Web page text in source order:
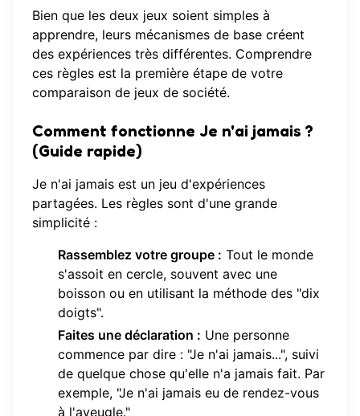
Bien que les deux jeux soient simples à
apprendre, leurs mécanismes de base créent
des expériences très différentes. Comprendre
ces règles est la première étape de votre
comparaison de jeux de société.
Comment fonctionne Je n'ai jamais ?
(Guide rapide)
Je n'ai jamais est un jeu d'expériences
partagées. Les règles sont d'une grande
simplicité :
Rassemblez votre groupe : Tout le monde
s'assoit en cercle, souvent avec une
boisson ou en utilisant la méthode des "dix
doigts".
Faites une déclaration : Une personne
commence par dire : "Je n'ai jamais...", suivi
de quelque chose qu'elle n'a jamais fait. Par
exemple, "Je n'ai jamais eu de rendez-vous
à l'aveugle."